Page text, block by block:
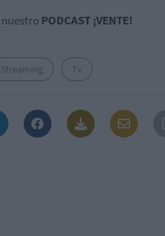
PODCAST ¡VENTE!
Streaming Tv